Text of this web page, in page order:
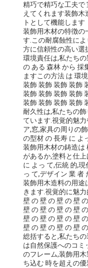
精巧で精巧な工夫で
えてくれます装飾木
トとして機能します
装飾用木材の特徴の
す.この耐腐蝕性に
方に信頼性の高い選
環境責任は,私たち
の ある 森林 から 採
ますこの方法 は 環
装飾 装飾 装飾 装飾
装飾 装飾 装飾 装飾
装飾 装飾 装飾 装飾
耐久性は,私たちの
ています.視覚的魅
ア,窓,家具の周りの
の型材 の 長寿 に よ
装飾用木材の鋳造は
があるか,塗料と仕
に よっ て,伝統 的,
っ て,デザイン 業 者
装飾用木造料の用途
きます.視覚的に魅
壁 の 壁 の 壁 の 壁
壁 の 壁 の 壁 の 壁
壁 の 壁 の 壁 の 壁
壁 の 壁 の 壁 の 壁
総括すると,私たち
は自然保護へのコミ
のフレーム,装飾用
ち込む 時を超えの